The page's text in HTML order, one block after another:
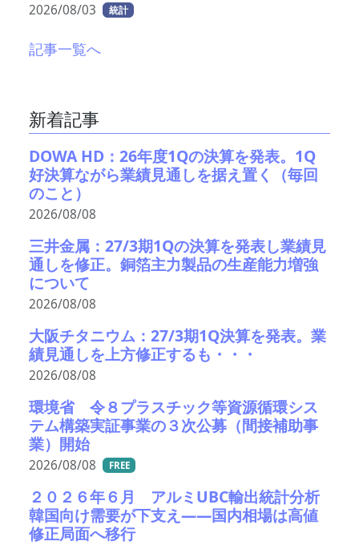
2026/08/03 統計
記事一覧へ
新着記事
DOWA HD：26年度1Qの決算を発表。1Q
好決算ながら業績見通しを据え置く（毎回
のこと）
2026/08/08
三井金属：27/3期1Qの決算を発表し業績見
通しを修正。銅箔主力製品の生産能力増強
について
2026/08/08
大阪チタニウム：27/3期1Q決算を発表。業
績見通しを上方修正するも・・・
2026/08/08
環境省 令８プラスチック等資源循環シス
テム構築実証事業の３次公募（間接補助事
業）開始
2026/08/08 FREE
２０２６年６月 アルミUBC輸出統計分析
韓国向け需要が下支え――国内相場は高値
修正局面へ移行